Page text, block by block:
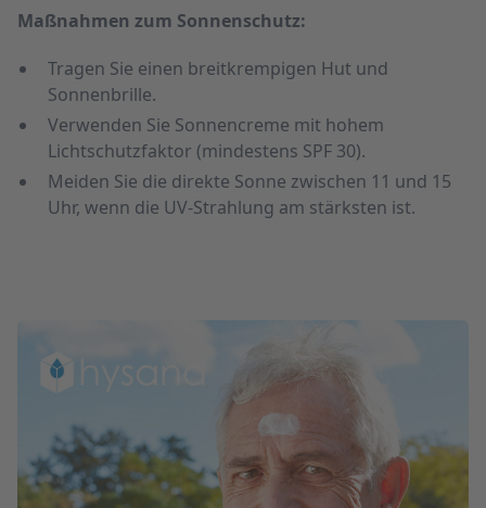
Maßnahmen zum Sonnenschutz:
Tragen Sie einen breitkrempigen Hut und
Sonnenbrille.
Verwenden Sie Sonnencreme mit hohem
Lichtschutzfaktor (mindestens SPF 30).
Meiden Sie die direkte Sonne zwischen 11 und 15
Uhr, wenn die UV-Strahlung am stärksten ist.